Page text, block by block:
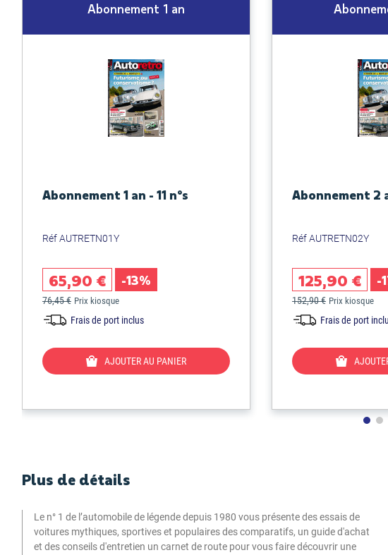
Abonnement 1 an
Abonnement 1 an - 11 n°s
Réf AUTRETN01Y
65,90 € -13%
76,45 € Prix kiosque
Frais de port inclus
AJOUTER AU PANIER
Abonnement 2
Réf AUTRETN02Y
125,90 € -
152,90 € Prix kiosque
Frais de port
Plus de détails
Le n° 1 de l’automobile de légende depuis 1980 vous présente des essais de
voitures mythiques, sportives et populaires des comparatifs, un guide d'achat
et des conseils d'entretien un carnet de route pour vous faire découvrir une